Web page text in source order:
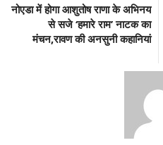
नोएडा में होगा आशुतोष राणा के अभिनय
से सजे ‘हमारे राम’ नाटक का
मंचन,रावण की अनसुनी कहानियां